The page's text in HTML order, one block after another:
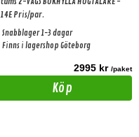
Pris/par.
Snabblager 1-3 dagar
Finns i lagershop Göteborg
2995 kr /paket
Köp